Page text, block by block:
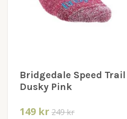
Bridgedale Speed
Dusky Pink
149 kr 249 kr